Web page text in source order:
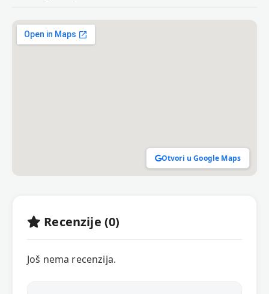
Otvori u Google Maps
Recenzije (0)
Još nema recenzija.